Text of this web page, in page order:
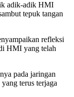
adik-adik HMI
tepuk tangan
refleksi
HMI yang telah
pada jaringan
terus terjaga